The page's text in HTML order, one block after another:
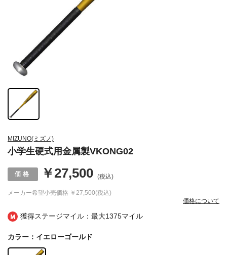
獲得ステージマイル：最大1375マイル
MIZUNO(ミズノ)
小学生硬式用金属製VKONG02
メーカー希望小売価格 ￥27,500(税込)
￥27,500 (税込)
価格について
カラー：イエローゴールド